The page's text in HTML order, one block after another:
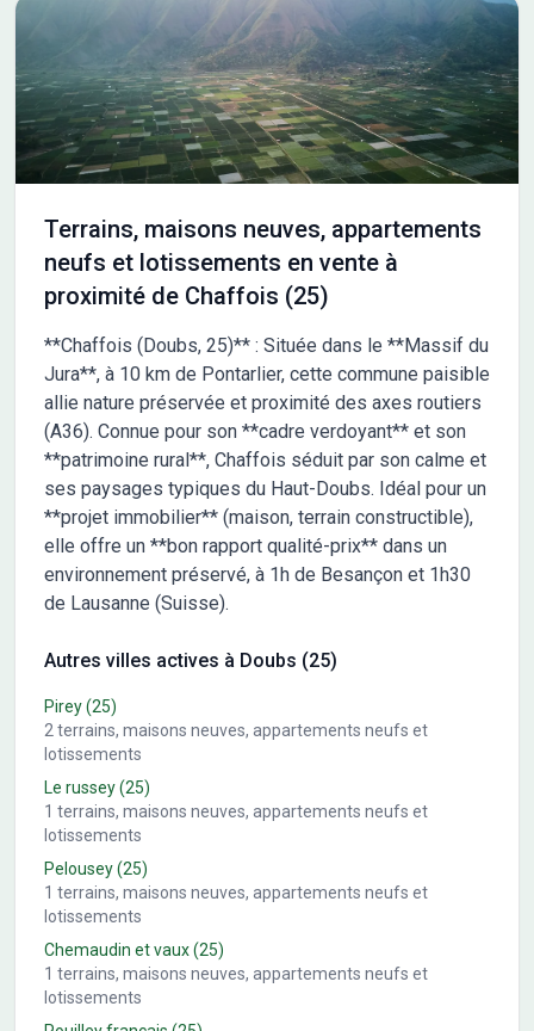
Terrains, maisons neuves, appartements
neufs et lotissements en vente à
proximité de Chaffois (25)
**Chaffois (Doubs, 25)** : Située dans le **Massif du
Jura**, à 10 km de Pontarlier, cette commune paisible
allie nature préservée et proximité des axes routiers
(A36). Connue pour son **cadre verdoyant** et son
**patrimoine rural**, Chaffois séduit par son calme et
ses paysages typiques du Haut-Doubs. Idéal pour un
**projet immobilier** (maison, terrain constructible),
elle offre un **bon rapport qualité-prix** dans un
environnement préservé, à 1h de Besançon et 1h30
de Lausanne (Suisse).
Autres villes actives à Doubs (25)
Pirey(25)
2terrains, maisons neuves, appartements neufs et
lotissements
Le russey(25)
1 terrains, maisons neuves, appartements neufs et
lotissements
Pelousey(25)
1 terrains, maisons neuves, appartements neufs et
lotissements
Chemaudin et vaux(25)
1 terrains, maisons neuves, appartements neufs et
lotissements